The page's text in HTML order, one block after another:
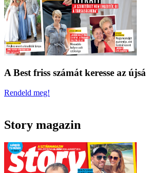
A Best friss számát keresse az
Rendeld meg!
Story magazin